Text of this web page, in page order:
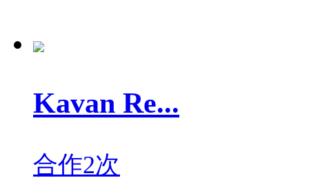
Kavan Re...
合作2次